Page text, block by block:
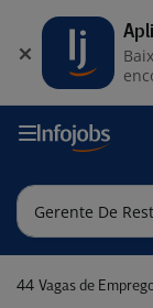
44 Vagas de Emprego de